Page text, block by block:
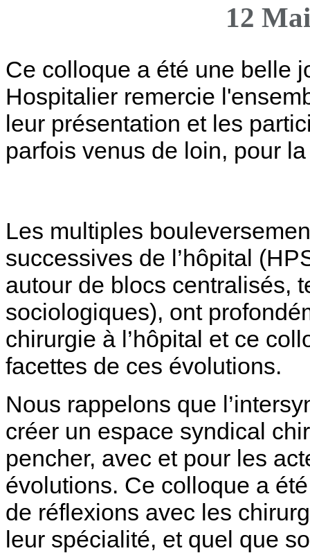
12
Ce colloque a été une belle
Hospitalier remercie
leur présentation et les
parfois venus de loin, pour
Les multiples
successives de l’hôpital
autour de blocs centralisés,
sociologiques), ont
chirurgie à l’hôpital et ce
facettes de ces évolutions.
Nous rappelons que
créer un espace syndical
pencher, avec et pour les
évolutions. Ce colloque a
de réflexions avec les
leur spécialité, et quel que